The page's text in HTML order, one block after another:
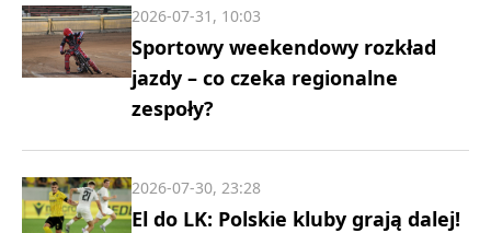
Sportowy weekendowy rozkład
jazdy – co czeka regionalne
zespoły?
2026-07-31, 10:03
El do LK: Polskie kluby grają dalej!
2026-07-30, 23:28